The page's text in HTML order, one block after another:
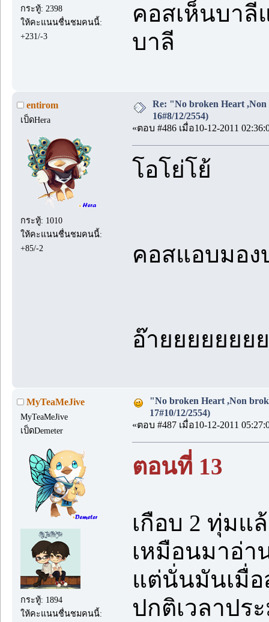
กระทู้: 2398
ให้คะแนนชื่นชมคนนี้:
+231/-3
คอสเห็นบาลี
บาลี
entirom
เป็ดHera
กระทู้: 1010
ให้คะแนนชื่นชมคนนี้:
+85/-2
Re: "No broken Heart
16#8/12/2554)
«ตอบ #486 เมื่อ10-12-2011
โอโย่โย้
คอสแอบมอง
อ๊ายยยยยยย
MyTeaMeJive
MyTeaMeJive
เป็ดDemeter
กระทู้: 1894
ให้คะแนนชื่นชมคนนี้:
"No broken Heart ,Non
17#10/12/2554)
«ตอบ #487 เมื่อ10-12-2011
ตอนที่ 13
เกือบ 2 ทุ่มแ
เหมือนมาอ่า
แต่นั่นมันเมื่
ปกติเวลาปร